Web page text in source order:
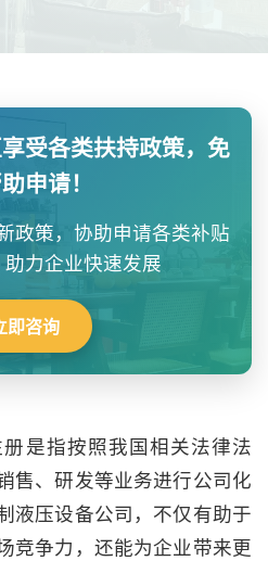
受各类扶持政策，免
申请！
政策，协助申请各类补贴
力企业快速发展
即咨询
是指按照我国相关法律法
售、研发等业务进行公司化
液压设备公司，不仅有助于
竞争力，还能为企业带来更